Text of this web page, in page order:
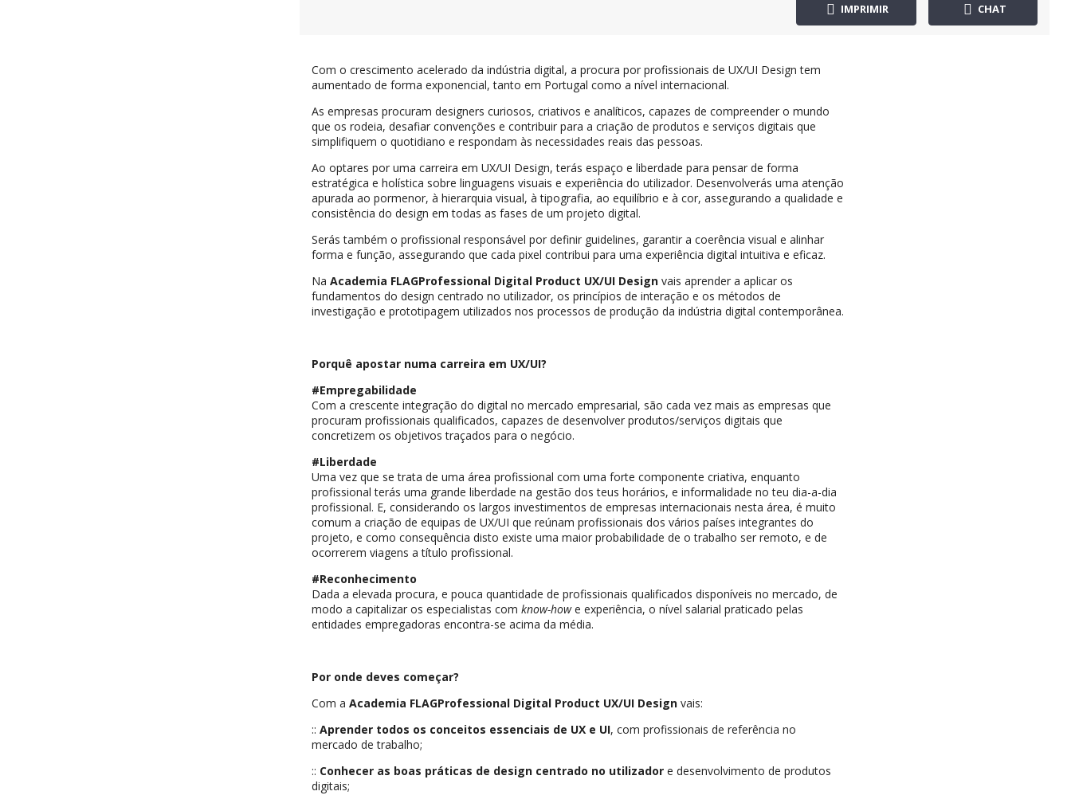
IMPRIMIR CHAT
Com o crescimento acelerado da indústria digital, a procura por profissionais de UX/UI Design tem
aumentado de forma exponencial, tanto em Portugal como a nível internacional.
As empresas procuram designers curiosos, criativos e analíticos, capazes de compreender o mundo
que os rodeia, desafiar convenções e contribuir para a criação de produtos e serviços digitais que
simplifiquem o quotidiano e respondam às necessidades reais das pessoas.
Ao optares por uma carreira em UX/UI Design, terás espaço e liberdade para pensar de forma
estratégica e holística sobre linguagens visuais e experiência do utilizador. Desenvolverás uma atenção
apurada ao pormenor, à hierarquia visual, à tipografia, ao equilíbrio e à cor, assegurando a qualidade e
consistência do design em todas as fases de um projeto digital.
Serás também o profissional responsável por definir guidelines, garantir a coerência visual e alinhar
forma e função, assegurando que cada pixel contribui para uma experiência digital intuitiva e eficaz.
NaAcademia FLAGProfessional Digital Product UX/UI Design vais aprender a aplicar os
fundamentos do design centrado no utilizador, os princípios de interação e os métodos de
investigação e prototipagem utilizados nos processos de produção da indústria digital contemporânea.
Porquê apostar numa carreira em UX/UI?
#Empregabilidade
Com a crescente integração do digital no mercado empresarial, são cada vez mais as empresas que
procuram profissionais qualificados, capazes de desenvolver produtos/serviços digitais que
concretizem os objetivos traçados para o negócio.
#Liberdade
Uma vez que se trata de uma área profissional com uma forte componente criativa, enquanto
profissional terás uma grande liberdade na gestão dos teus horários, e informalidade no teu dia-a-dia
profissional. E, considerando os largos investimentos de empresas internacionais nesta área, é muito
comum a criação de equipas de UX/UI que reúnam profissionais dos vários países integrantes do
projeto, e como consequência disto existe uma maior probabilidade de o trabalho ser remoto, e de
ocorrerem viagens a título profissional.
#Reconhecimento
Dada a elevada procura, e pouca quantidade de profissionais qualificados disponíveis no mercado, de
modo a capitalizar os especialistas comknow-howe experiência, o nível salarial praticado pelas
entidades empregadoras encontra-se acima da média.
Por onde deves começar?
Com aAcademia FLAGProfessional Digital Product UX/UI Designvais:
:: Aprender todos os conceitos essenciais de UX e UI, com profissionais de referência no
mercado de trabalho;
:: Conhecer as boas práticas de design centrado no utilizador e desenvolvimento de produtos
digitais;